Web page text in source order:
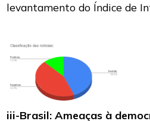
levantamento do Índice de
iii-Brasil: Ameaças à